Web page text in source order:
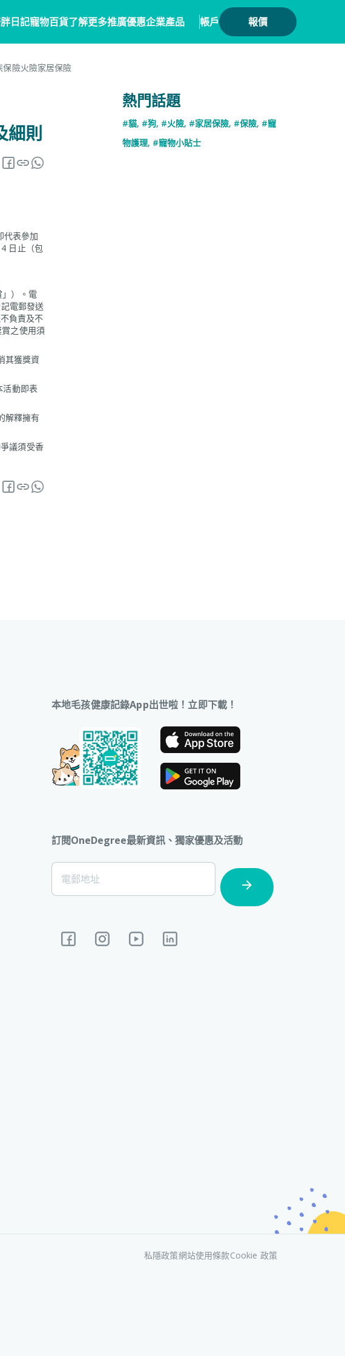
日記
Tag
寵物百貨了解更多
網誌
保險101
推廣優惠
毛範生會員計劃
企業產品
數碼保險
數字資產保險
帳戶 報價
保險火險家居保險
細則
代表參加
日止（包
）。電
電郵發送
負責及不
之使用須
其獲獎資
活動即表
解釋擁有
議須受香
熱門話題
#貓, #狗, #火險, #家居保險, #保險, #寵
物護理, #寵物小貼士
本地毛孩健康記錄App出世啦！立即下載！
訂閱OneDegree最新資訊、獨家優惠及活動
[Footer]
Subscription
電郵地址
私隱政策網站使用條款Cookie 政策